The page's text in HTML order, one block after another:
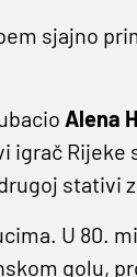
sjajno
Alena
igrač
stativi
U 80.
golu,